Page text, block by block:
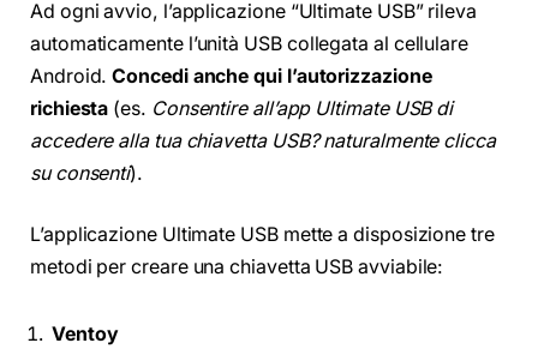
Ad ogni avvio, l’applicazione “Ultimate USB” rileva
automaticamente l’unità USB collegata al cellulare
Android.Concedi anche qui l’autorizzazione
richiesta (es. Consentire all’app Ultimate USB di
accedere alla tua chiavetta USB? naturalmente clicca
su consenti).
L’applicazione Ultimate USB mette a disposizione tre
metodi per creare una chiavetta USB avviabile:
Ventoy